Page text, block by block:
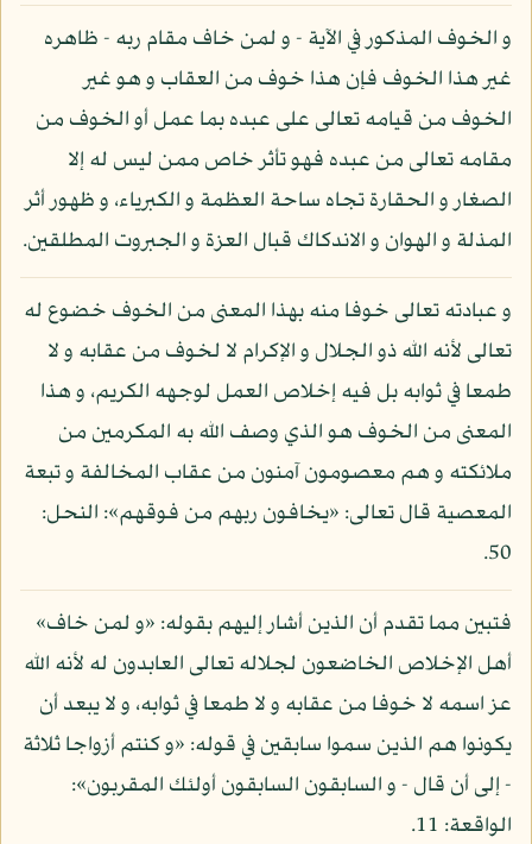
و الخوف المذكور في الآية - و لمن خاف مقام ربه - ظاهره
غير هذا الخوف فإن هذا خوف من العقاب و هو غير
الخوف من قيامه تعالى على عبده بما عمل أو الخوف من
مقامه تعالى من عبده فهو تأثر خاص ممن ليس له إلا
الصغار و الحقارة تجاه ساحة العظمة و الكبرياء، و ظهور أثر
المذلة و الهوان و الاندكاك قبال العزة و الجبروت المطلقين.
و عبادته تعالى خوفا منه بهذا المعنى من الخوف خضوع له
تعالى لأنه الله ذو الجلال و الإكرام لا لخوف من عقابه و لا
طمعا في ثوابه بل فيه إخلاص العمل لوجهه الكريم، و هذا
المعنى من الخوف هو الذي وصف الله به المكرمين من
ملائكته و هم معصومون آمنون من عقاب المخالفة و تبعة
المعصية قال تعالى: «يخافون ربهم من فوقهم»: النحل:
50.
فتبين مما تقدم أن الذين أشار إليهم بقوله: «و لمن خاف»
أهل الإخلاص الخاضعون لجلاله تعالى العابدون له لأنه الله
عز اسمه لا خوفا من عقابه و لا طمعا في ثوابه، و لا يبعد أن
يكونوا هم الذين سموا سابقين في قوله: «و كنتم أزواجا ثلاثة
- إلى أن قال - و السابقون السابقون أولئك المقربون»:
الواقعة: 11.